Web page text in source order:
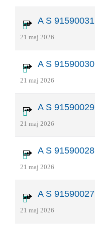
A S 91590031
21 maj 2026
A S 91590030
21 maj 2026
A S 91590029
21 maj 2026
A S 91590028
21 maj 2026
A S 91590027
21 maj 2026